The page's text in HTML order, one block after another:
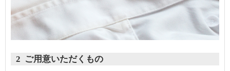
2 ご用意いただくもの